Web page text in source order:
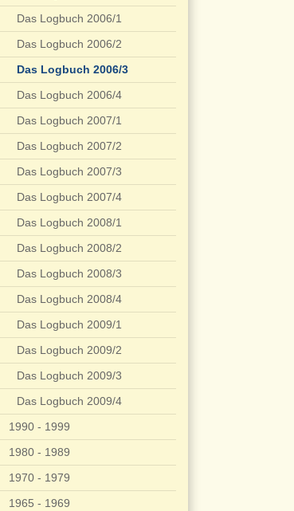
Das Logbuch 2006/1
Das Logbuch 2006/2
Das Logbuch 2006/3
Das Logbuch 2006/4
Das Logbuch 2007/1
Das Logbuch 2007/2
Das Logbuch 2007/3
Das Logbuch 2007/4
Das Logbuch 2008/1
Das Logbuch 2008/2
Das Logbuch 2008/3
Das Logbuch 2008/4
Das Logbuch 2009/1
Das Logbuch 2009/2
Das Logbuch 2009/3
Das Logbuch 2009/4
1990 - 1999
1980 - 1989
1970 - 1979
1965 - 1969